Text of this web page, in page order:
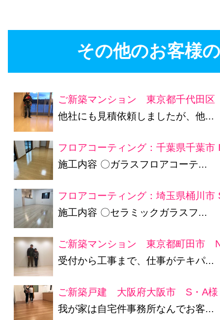
その他のお客様
ご新築マンション 東京都千代田
他社にも見積依頼しましたが、他...
フロアコーティング：千葉県千葉市
施工内容 〇ガラスフロアコーテ...
フロアコーティング：埼玉県桶川市
施工内容 〇セラミックガラスフ...
ご新築マンション 東京都町田市
受付から工事まで、仕事がテキパ...
ご新築戸建 大阪府大阪市 S・A様
我が家は自宅件事務所なんでお客...